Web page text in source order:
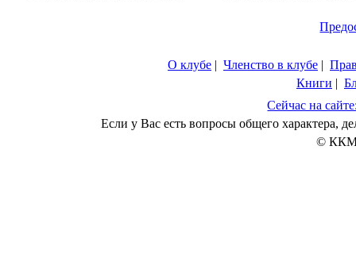
О клубе | Членство в клубе |
Книги |
Сейчас на
Если у Вас есть вопросы общего характера,
© ККМ